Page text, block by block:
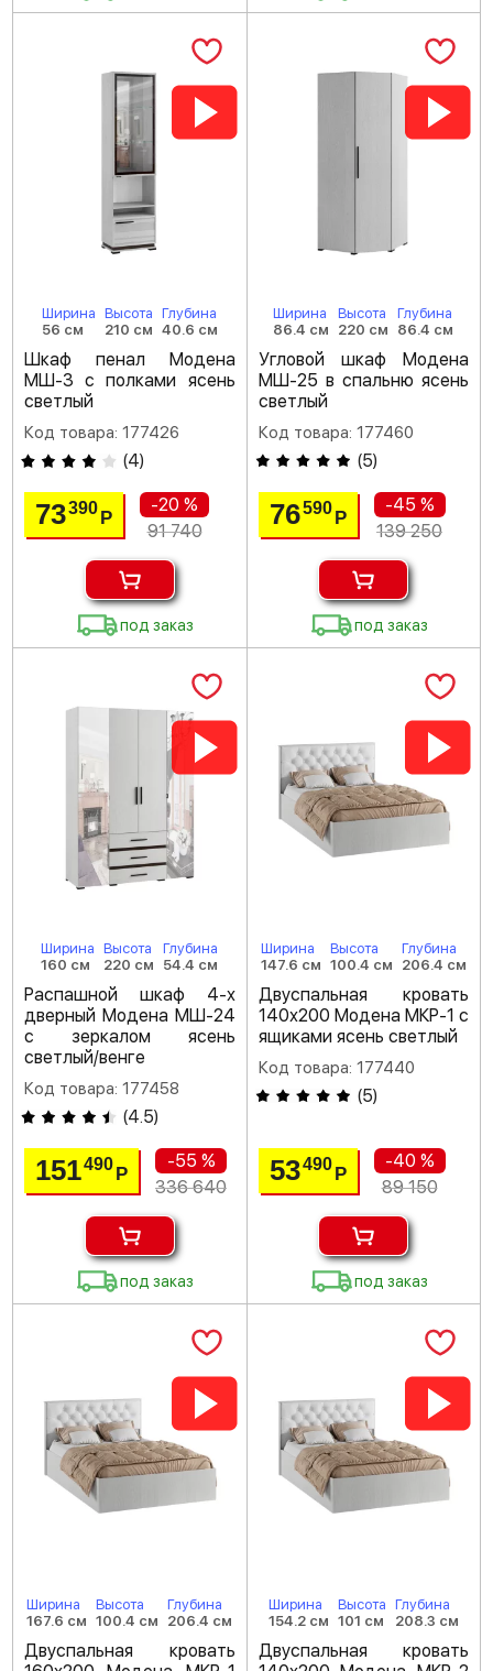
Ширина
56 см
Высота
210 см
Глубина
40.6 см
Шкаф пенал Модена
МШ-3 с полками ясень
светлый
Код товара: 177426
(4)
73390Р
-20 %
91 740
под заказ
Ширина
86.4 см
Высота
220 см
Глубина
86.4 см
Угловой шкаф Модена
МШ-25 в спальню ясень
светлый
Код товара: 177460
(5)
76590 Р
-45 %
139 250
под заказ
Ширина
160 см
Высота
220 см
Глубина
54.4 см
Распашной шкаф 4-х
дверный Модена МШ-24
с зеркалом ясень
светлый/венге
Код товара: 177458
(4.5)
151490Р
-55 %
336 640
под заказ
Ширина
147.6 см
Высота
100.4 см
Глубина
206.4 см
Двуспальная кровать
140х200 Модена МКР-1 с
ящиками ясень светлый
Код товара: 177440
(5)
53490 Р
-40 %
89 150
под заказ
Ширина
167.6 см
Высота
100.4 см
Глубина
206.4 см
Двуспальная кровать
Ширина
154.2 см
Высота
101 см
Глубина
208.3 см
Двуспальная кровать